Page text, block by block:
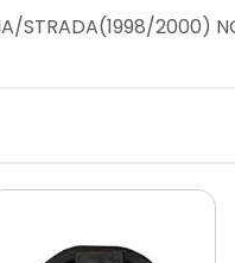
STRADA(1998/2000)